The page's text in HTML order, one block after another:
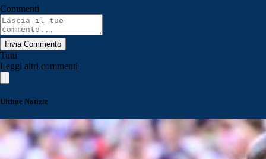
Commenti
Invia Commento
Tutti
Leggi altri commenti
Ultime Notizie